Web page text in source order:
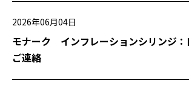
2026年06月04日
モナーク インフレーションシリンジ：
ご連絡